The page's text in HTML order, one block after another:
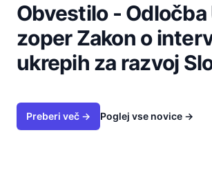
Obvestilo - Odločba
zoper Zakon o
ukrepih za razvoj
Preberi več → Poglej vse novice →